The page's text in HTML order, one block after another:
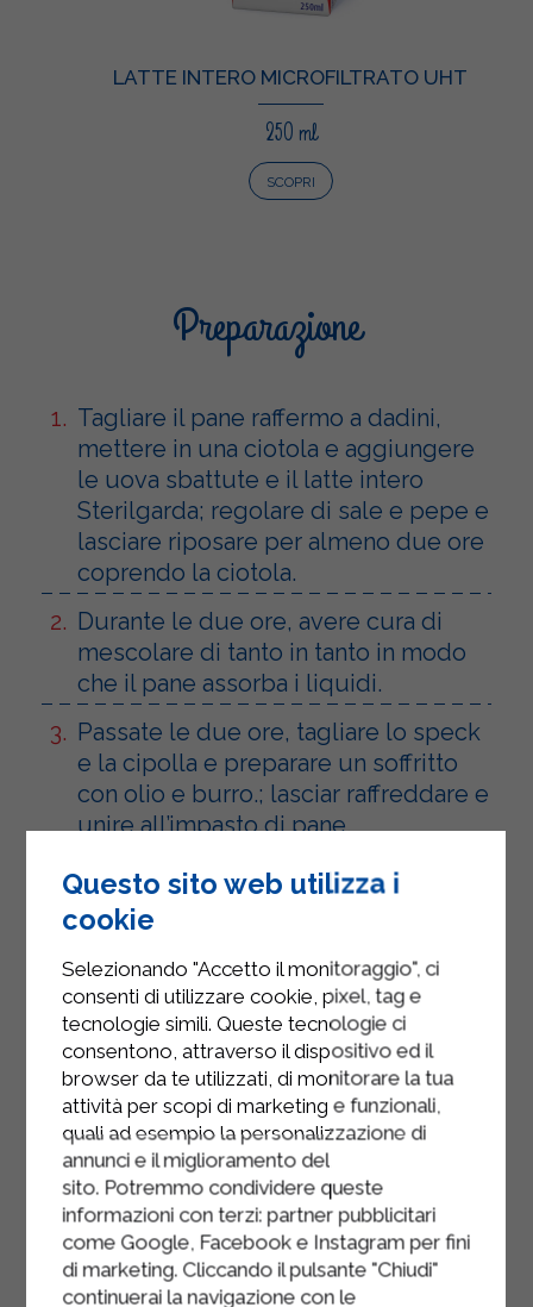
LATTE INTERO MICROFILTRATO UHT
250 ml
SCOPRI
Preparazione
Tagliare il pane raffermo a dadini,
mettere in una ciotola e aggiungere
le uova sbattute e il latte intero
Sterilgarda; regolare di sale e pepe e
lasciare riposare per almeno due ore
coprendo la ciotola.
Durante le due ore, avere cura di
mescolare di tanto in tanto in modo
che il pane assorba i liquidi.
Passate le due ore, tagliare lo speck
e la cipolla e preparare un soffritto
con olio e burro.; lasciar raffreddare e
unire all’impasto di pane.
Unire il prezzemolo, l’erba cipollina,
la noce moscata e la farina;
mescolare tutto con cura e lasciar
riposare per almeno mezz’ora.
Prendere l’impasto, formare delle
palline di circa 6-8 centimetri e
passarle nella farina.
Portare il brodo a bollore, buttare i
canederli e lasciar cuocere per
almeno 15 minuti a fuoco basso;
quando verranno a galla, scolare e
servire aggiungendo erba cipollina e
speck a piacere.
Questo sito web utilizza i
cookie
Selezionando "Accetto il monitoraggio", ci
consenti di utilizzare cookie, pixel, tag e
tecnologie simili. Queste tecnologie ci
consentono, attraverso il dispositivo ed il
browser da te utilizzati, di monitorare la tua
attività per scopi di marketing e funzionali,
quali ad esempio la personalizzazione di
annunci e il miglioramento del
sito. Potremmo condividere queste
informazioni con terzi: partner pubblicitari
come Google, Facebook e Instagram per fini
di marketing. Cliccando il pulsante "Chiudi"
continuerai la navigazione con le